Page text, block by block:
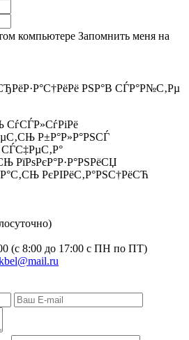
компьютере Запомнить меня на
РЅР°В СЃР°Р№С‚Рµ
СѓСЃР»СѓРіРё
Р±Р°Р»Р°РЅСЃ
СЃС‡РµС‚Р°
РїРѕРєР°Р·Р°РЅРёСЏ
РєРІРёС‚Р°РЅС†РёСЋ
(с 8:00 до 17:00 с ПН по ПТ)